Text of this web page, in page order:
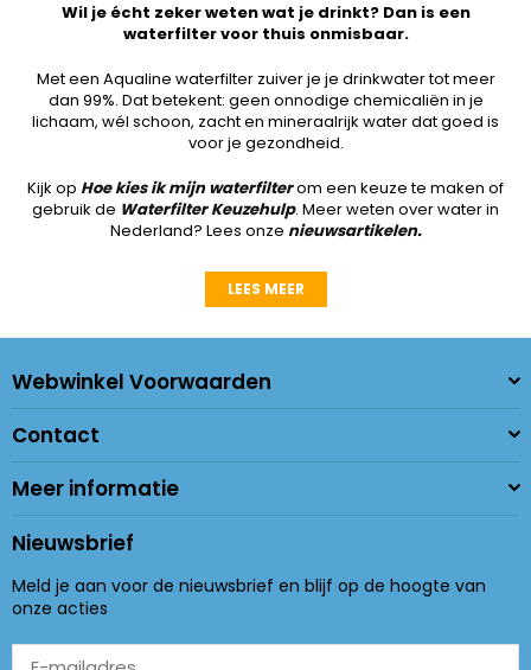
Wil je écht zeker weten wat je drinkt? Dan is een
waterfilter voor thuis onmisbaar.
Met een Aqualine waterfilter zuiver je je drinkwater tot meer
dan 99%. Dat betekent: geen onnodige chemicaliën in je
lichaam, wél schoon, zacht en mineraalrijk water dat goed is
voor je gezondheid.
Kijk op Hoe kies ik mijn waterfilterom een keuze te maken of
gebruik de Waterfilter Keuzehulp. Meer weten over water in
Nederland? Lees onze nieuwsartikelen.
LEES MEER
Webwinkel Voorwaarden
Contact
Meer informatie
Nieuwsbrief
Meld je aan voor de nieuwsbrief en blijf op de hoogte van
onze acties